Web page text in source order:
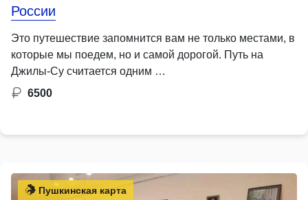
России
Это путешествие запомнится вам не только местами, в
которые мы поедем, но и самой дорогой. Путь на
Джилы-Су считается одним …
6500
Пушкинская карта